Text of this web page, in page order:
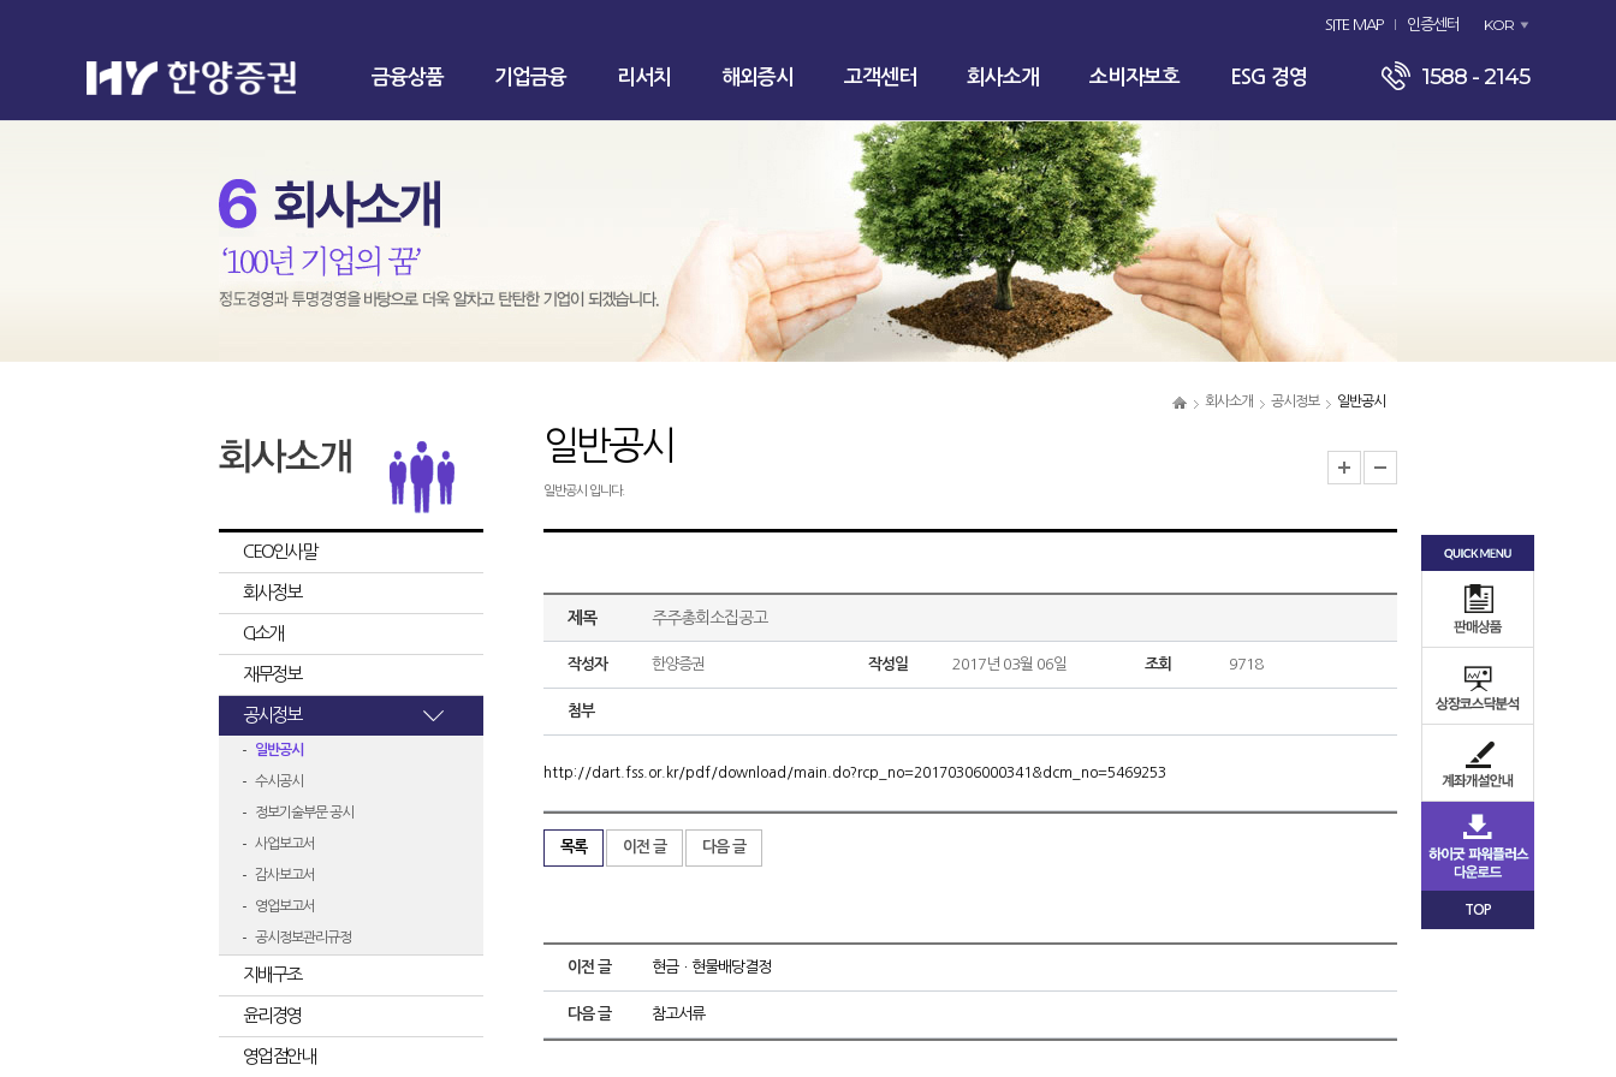
SITE MAP 인증센터 KOR
금융상품 기업금융 리서치 해외증시 고객센터 회사소개 소비자보호 ESG 경영 1588 - 2145
회사소개 공시정보 일반공시
CEO인사말
회사정보
CI소개
재무정보
공시정보
일반공시
수시공시
정보기술부문 공시
사업보고서
감사보고서
영업보고서
공시정보관리규정
지배구조
윤리경영
영업점안내
일반공시
일반공시 입니다.
제목 주주총회소집공고
작성자 한양증권 작성일 2017년 03월 06일 조회 9718
첨부
http://dart.fss.or.kr/pdf/download/main.do?rcp_no=20170306000341&dcm_no=5469253
목록 이전 글 다음 글
이전 글 현금ㆍ현물배당결정
다음 글 참고서류
TOP